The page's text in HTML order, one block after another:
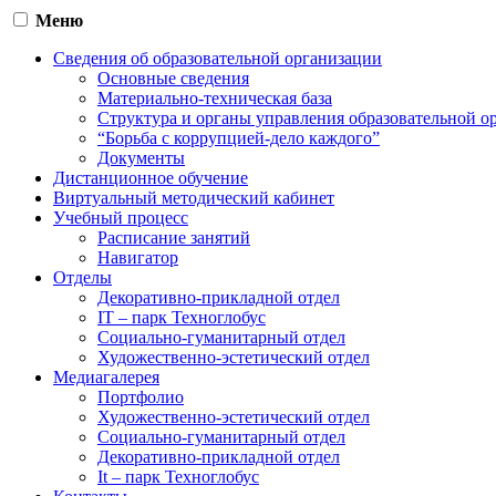
Меню
Сведения об образовательной организации
Основные сведения
Материально-техническая база
Структура и органы управления образовательной
“Борьба с коррупцией-дело каждого”
Документы
Дистанционное обучение
Виртуальный методический кабинет
Учебный процесс
Расписание занятий
Навигатор
Отделы
Декоративно-прикладной отдел
IT – парк Техноглобус
Социально-гуманитарный отдел
Художественно-эстетический отдел
Медиагалерея
Портфолио
Художественно-эстетический отдел
Социально-гуманитарный отдел
Декоративно-прикладной отдел
It – парк Техноглобус